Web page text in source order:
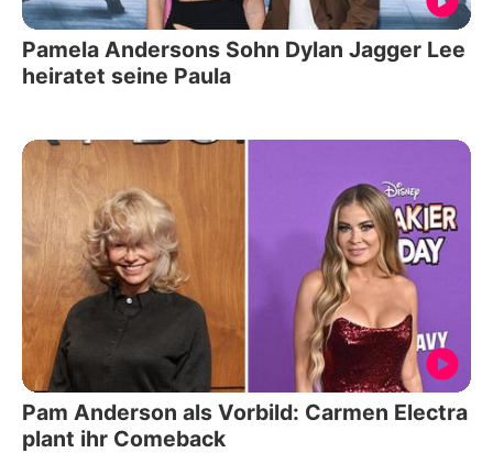
Pamela Andersons Sohn Dylan Jagger Lee
heiratet seine Paula
Pam Anderson als Vorbild: Carmen Electra
plant ihr Comeback